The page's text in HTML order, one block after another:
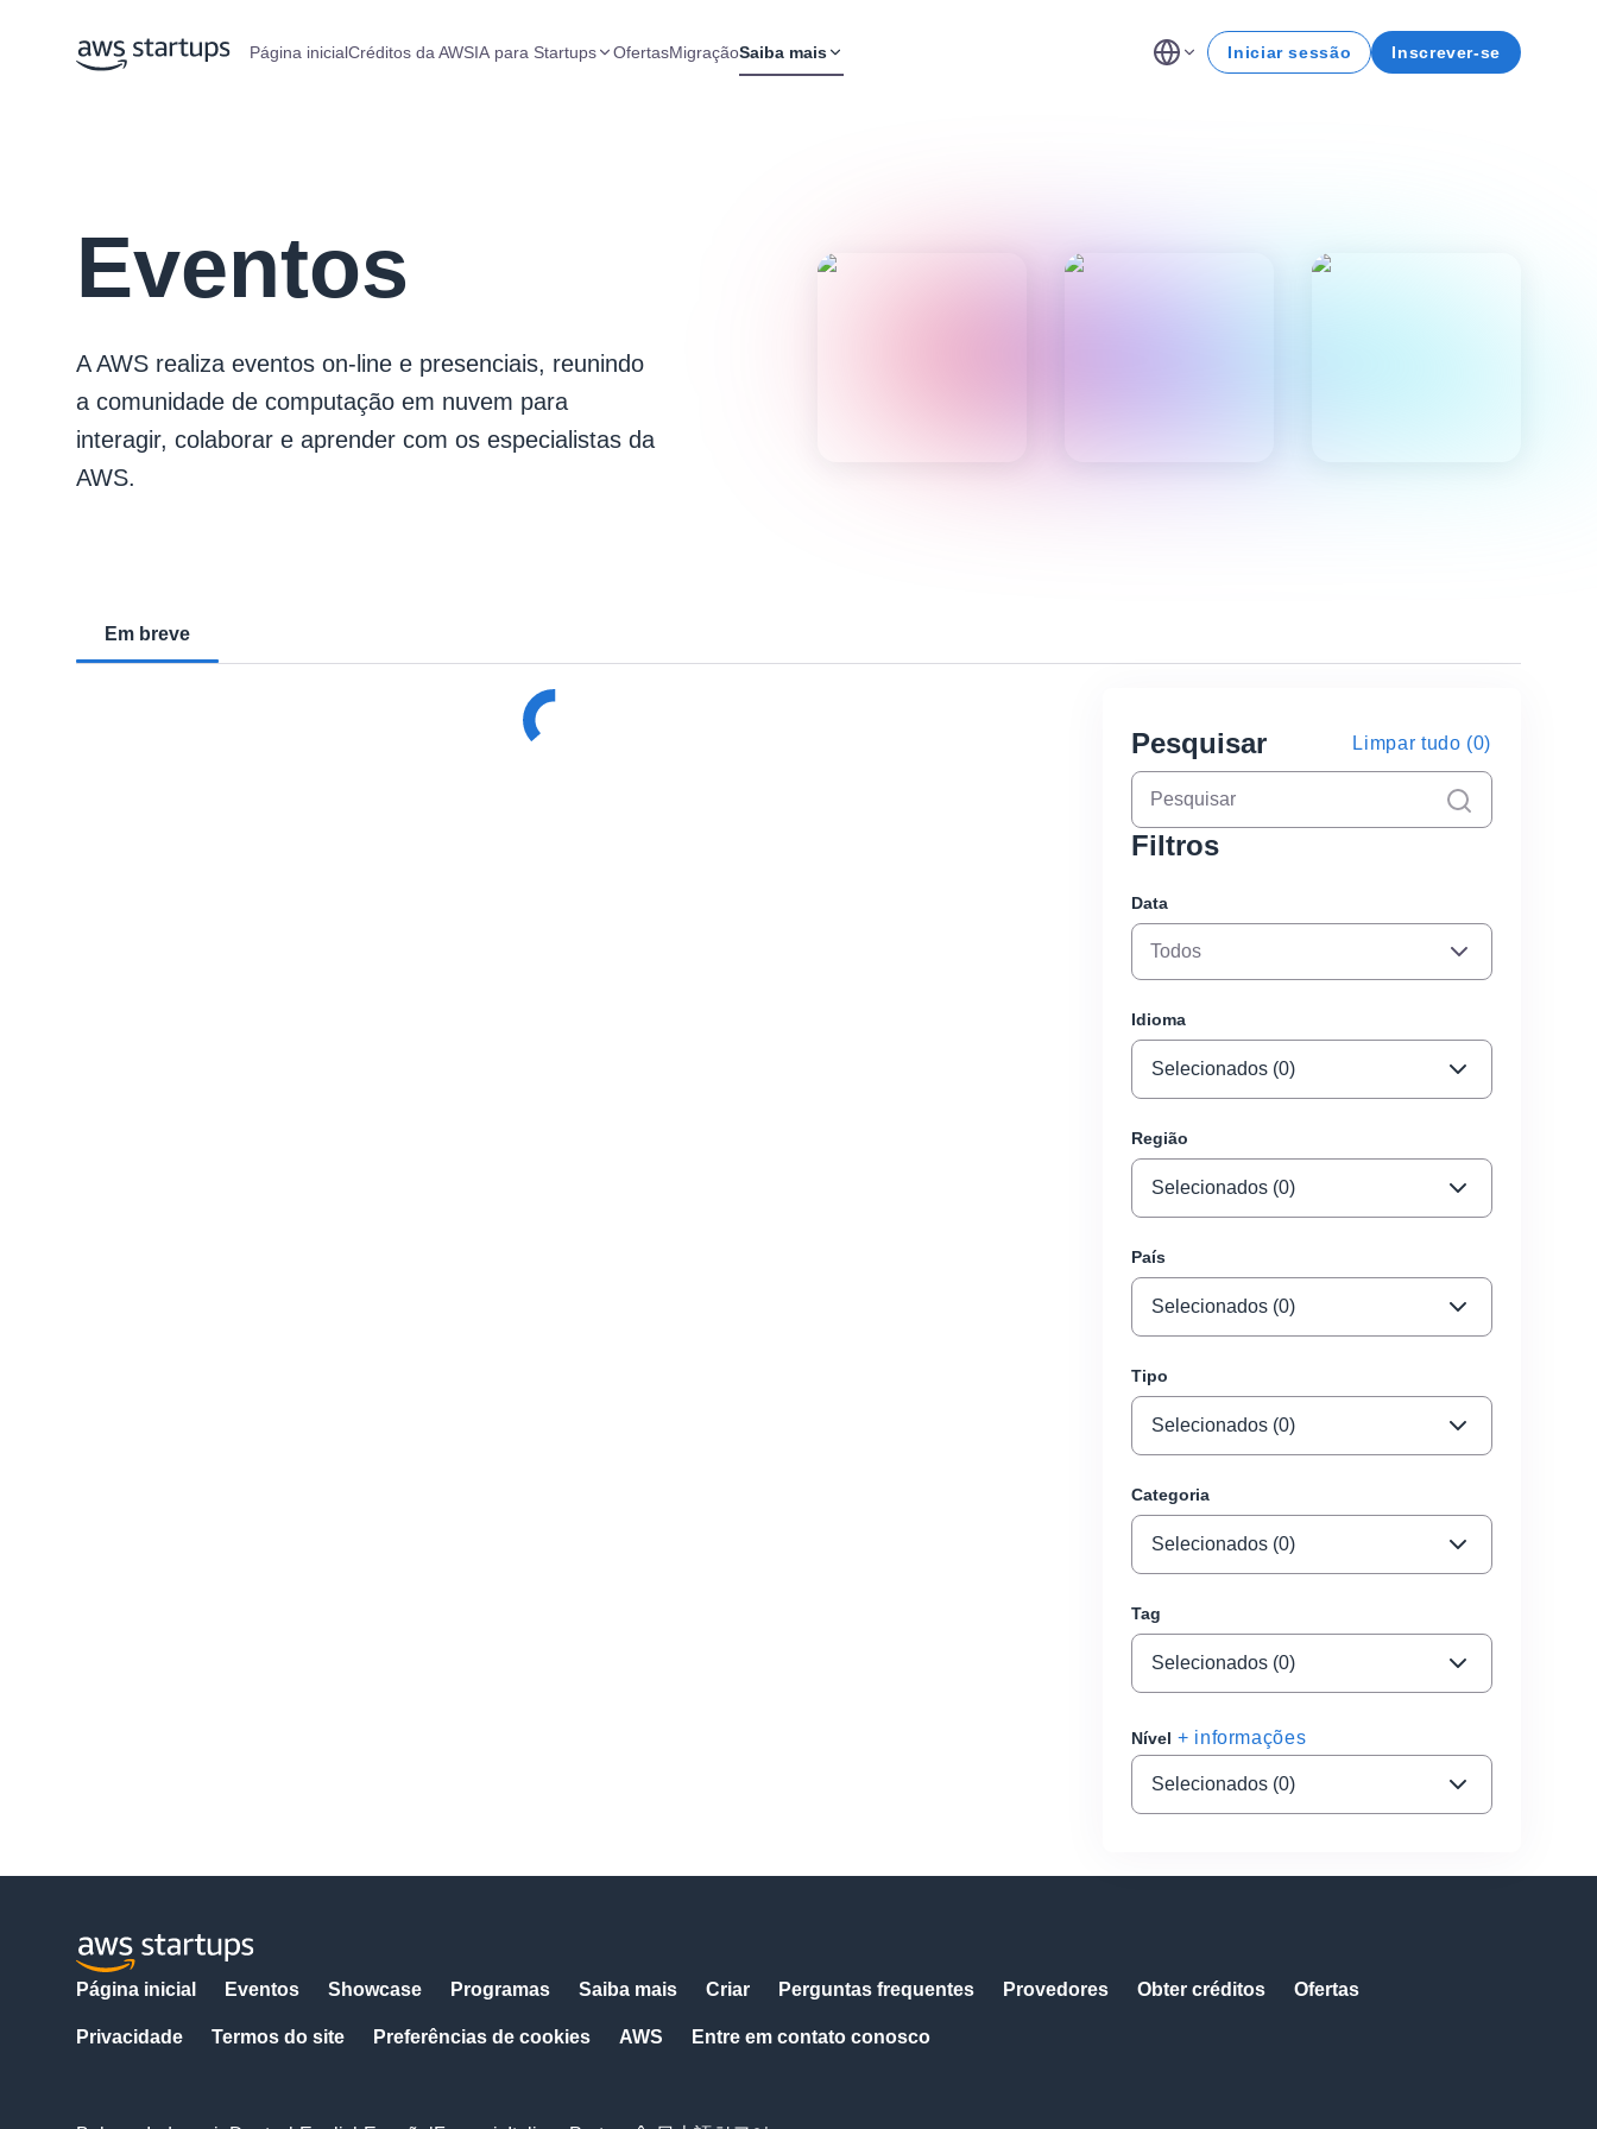
Página inicialCréditos da AWSIA para Startups OfertasMigraçãoSaiba mais Iniciar sessão Inscrever-se
Eventos
A AWS realiza eventos on-line e presenciais, reunindo
a comunidade de computação em nuvem para
interagir, colaborar e aprender com os especialistas da
AWS.
Em breve
Pesquisar Limpar tudo (0)
Filtros
Data
Todos
Idioma
Selecionados (0)
Região
Selecionados (0)
País
Selecionados (0)
Tipo
Selecionados (0)
Categoria
Selecionados (0)
Tag
Selecionados (0)
Nível + informações
Selecionados (0)
Página inicial Eventos Showcase Programas Saiba mais Criar Perguntas frequentes Provedores Obter créditos Ofertas
Privacidade Termos do site Preferências de cookies AWS Entre em contato conosco